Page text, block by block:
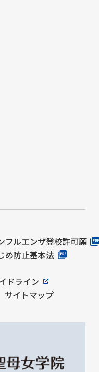
フルエンザ登校許可願
め防止基本法
ドライン
サイトマップ